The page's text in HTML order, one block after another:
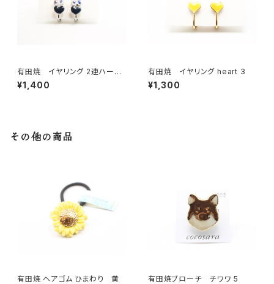
有田焼 イヤリング 2連ハート
シルバー×ブラック
¥1,400
有田焼 イヤリング heart 3
¥1,300
その他の商品
有田焼 ヘアゴム ひまわり 黄 有田焼ブローチ チワワ 5